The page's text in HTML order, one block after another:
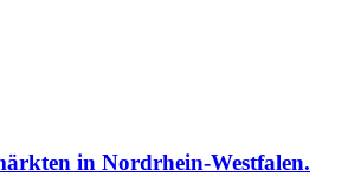
in Nordrhein-Westfalen.